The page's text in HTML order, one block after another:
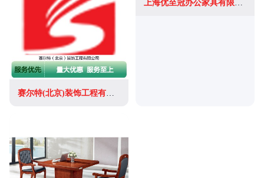
赛尔特(北京)装饰工程有限公司
上海优至冠办公家具有限公司